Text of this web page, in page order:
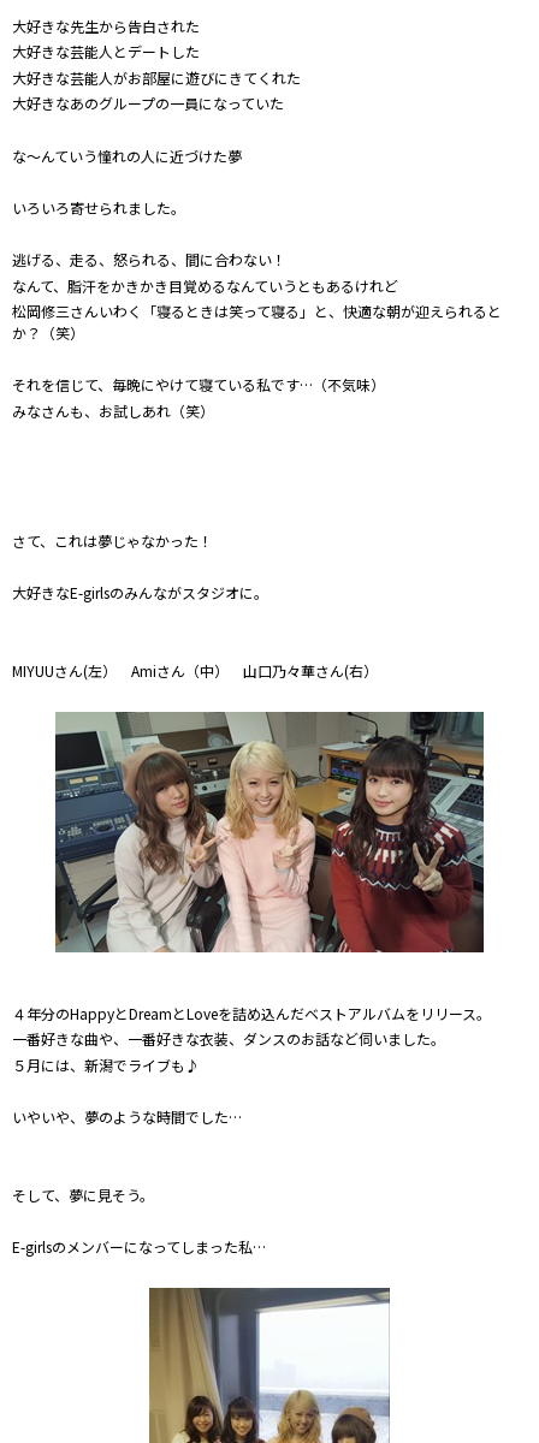
大好きな先生から告白された
大好きな芸能人とデートした
大好きな芸能人がお部屋に遊びにきてくれた
大好きなあのグループの一員になっていた
な～んていう憧れの人に近づけた夢
いろいろ寄せられました。
逃げる、走る、怒られる、間に合わない！
なんて、脂汗をかきかき目覚めるなんていうともあるけれど
松岡修三さんいわく「寝るときは笑って寝る」と、快適な朝が迎えられると
か？（笑）
それを信じて、毎晩にやけて寝ている私です…（不気味）
みなさんも、お試しあれ（笑）
さて、これは夢じゃなかった！
大好きなE-girlsのみんながスタジオに。
MIYUUさん(左） Amiさん（中） 山口乃々華さん(右）
４年分のHappyとDreamとLoveを詰め込んだベストアルバムをリリース。
一番好きな曲や、一番好きな衣装、ダンスのお話など伺いました。
５月には、新潟でライブも♪
いやいや、夢のような時間でした…
そして、夢に見そう。
E-girlsのメンバーになってしまった私…